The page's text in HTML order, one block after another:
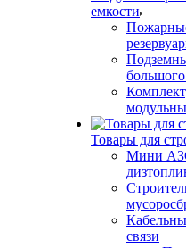
емкости
Товары для
Мини
связи